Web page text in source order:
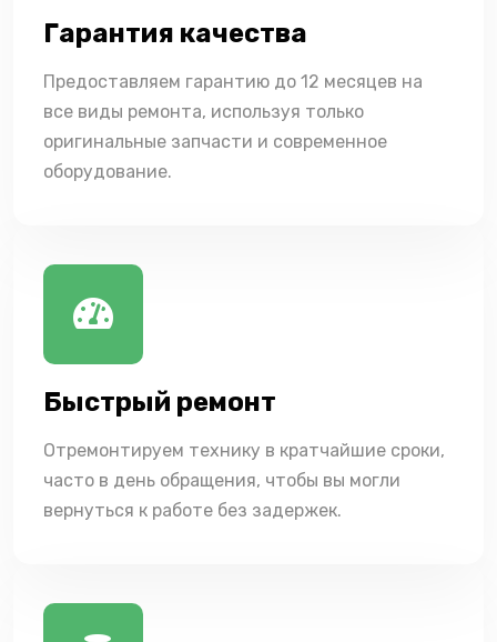
Гарантия качества
Предоставляем гарантию до 12 месяцев на
все виды ремонта, используя только
оригинальные запчасти и современное
оборудование.
Быстрый ремонт
Отремонтируем технику в кратчайшие сроки,
часто в день обращения, чтобы вы могли
вернуться к работе без задержек.